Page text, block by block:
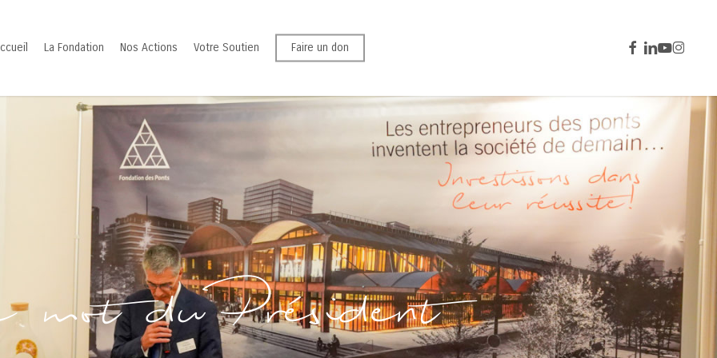
La Fondation Nos Actions Votre Soutien Faire un don facebook
linkedin
youtubeinstagram
mot du Président